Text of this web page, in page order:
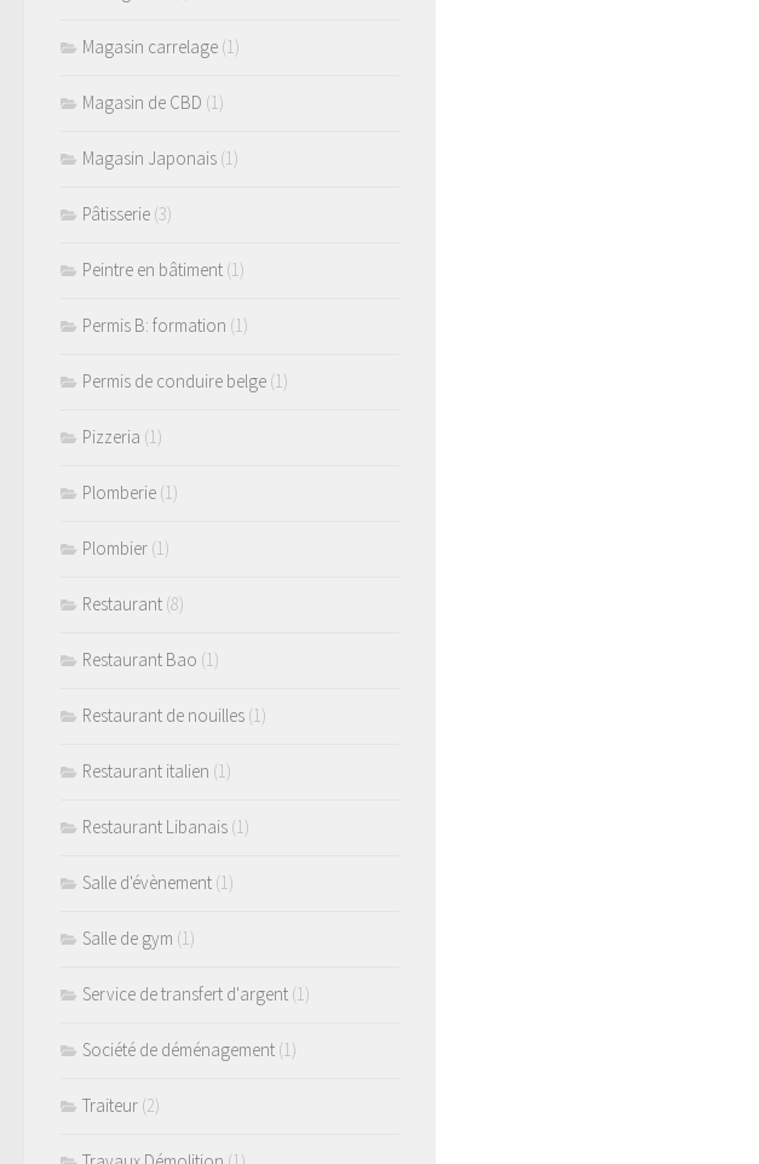
Magasin carrelage (1)
Magasin de CBD (1)
Magasin Japonais (1)
Pâtisserie (3)
Peintre en bâtiment (1)
Permis B: formation (1)
Permis de conduire belge (1)
Pizzeria (1)
Plomberie (1)
Plombier (1)
Restaurant (8)
Restaurant Bao (1)
Restaurant de nouilles (1)
Restaurant italien (1)
Restaurant Libanais (1)
Salle d'évènement (1)
Salle de gym (1)
Service de transfert d'argent (1)
Société de déménagement (1)
Traiteur (2)